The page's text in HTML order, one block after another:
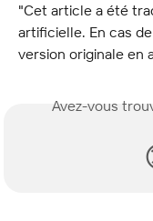
"Cet article a été
artificielle. En cas
version originale en
Avez-vous